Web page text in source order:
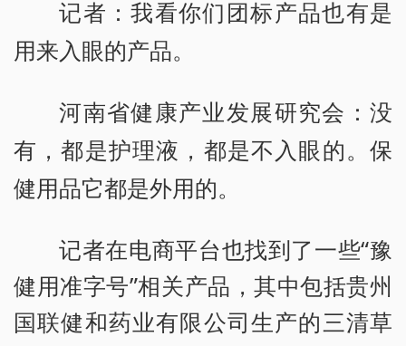
记者：我看你们团标产品也有是
用来入眼的产品。
河南省健康产业发展研究会：没
有，都是护理液，都是不入眼的。保
健用品它都是外用的。
记者在电商平台也找到了一些“豫
健用准字号”相关产品，其中包括贵州
国联健和药业有限公司生产的三清草